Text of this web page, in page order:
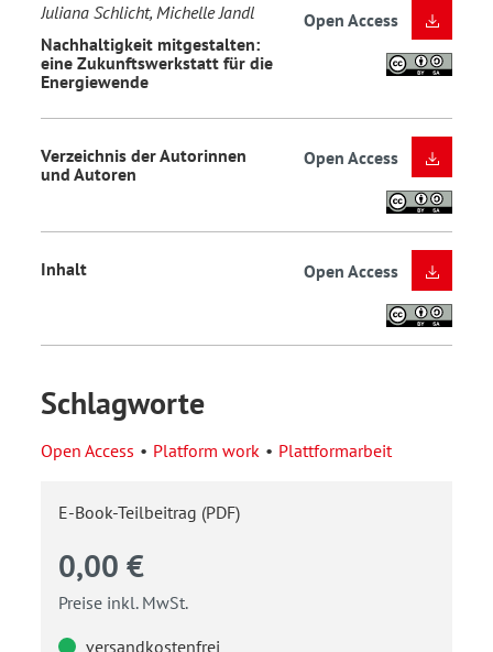
Juliana Schlicht, Michelle Jandl
Nachhaltigkeit mitgestalten:
eine Zukunftswerkstatt für die
Energiewende
Open Access
Verzeichnis der Autorinnen
und Autoren
Open Access
Inhalt Open Access
Schlagworte
Open Access Platform work Plattformarbeit
E-Book-Teilbeitrag (PDF)
0,00 €
Preise inkl. MwSt.
versandkostenfrei